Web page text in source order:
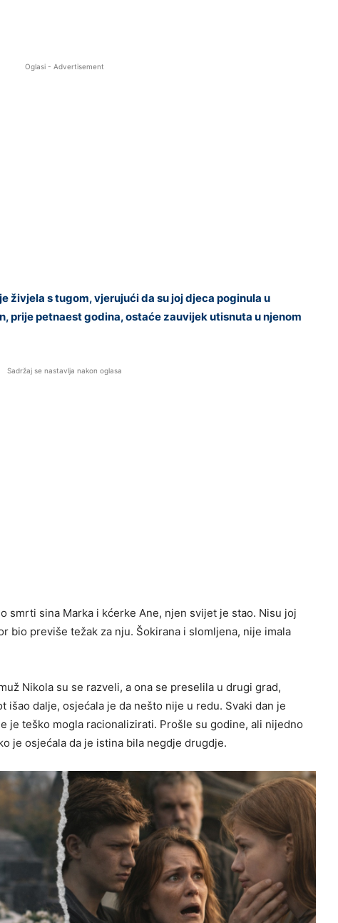
Oglasi - Advertisement
živjela s tugom, vjerujući da su joj djeca poginula u
prije petnaest godina, ostaće zauvijek utisnuta u njenom
Sadržaj se nastavlja nakon oglasa
smrti sina Marka i kćerke Ane, njen svijet je stao. Nisu joj
bio previše težak za nju. Šokirana i slomljena, nije imala
Nikola su se razveli, a ona se preselila u drugi grad,
išao dalje, osjećala je da nešto nije u redu. Svaki dan je
je teško mogla racionalizirati. Prošle su godine, ali nijedno
je osjećala da je istina bila negdje drugdje.